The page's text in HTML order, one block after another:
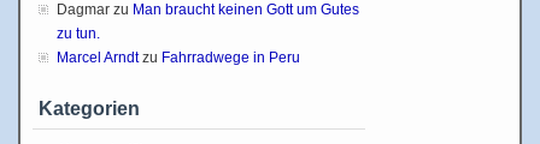
Dagmar zu Man braucht keinen Gott um Gutes
zu tun.
Marcel Arndtzu Fahrradwege in Peru
Kategorien